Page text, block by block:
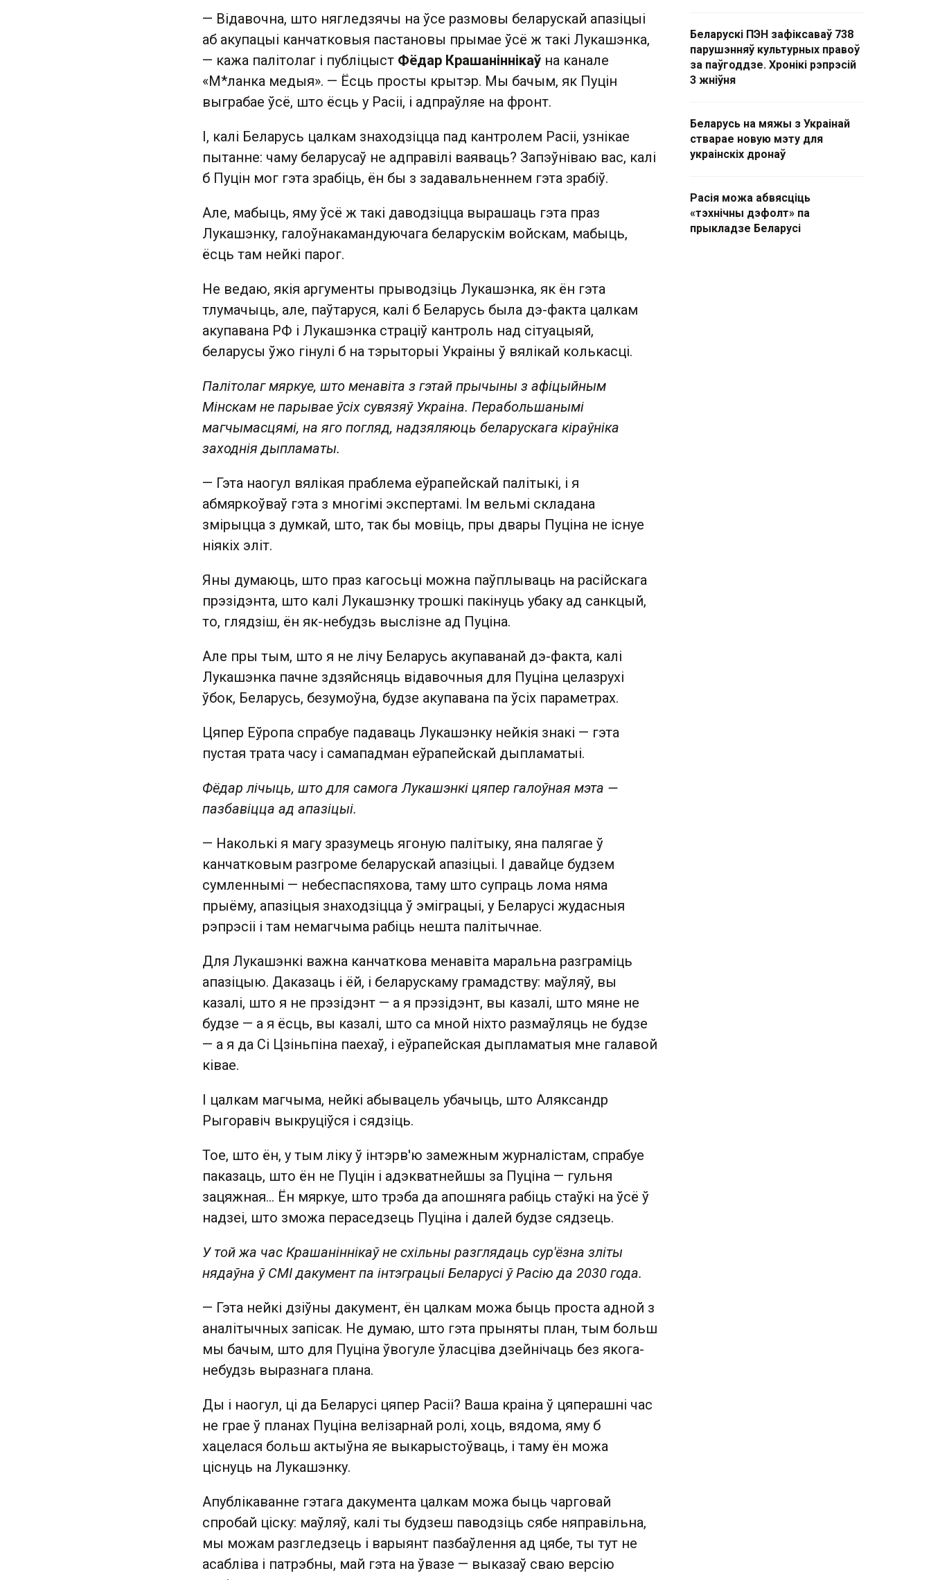
— Відавочна, што нягледзячы на ўсе размовы беларускай апазіцыі
аб акупацыі канчатковыя пастановы прымае ўсё ж такі Лукашэнка,
— кажа палітолаг і публіцыст Фёдар Крашаніннікаў на канале
«М*ланка медыя». — Ёсць просты крытэр. Мы бачым, як Пуцін
выграбае ўсё, што ёсць у Расіі, і адпраўляе на фронт.
І, калі Беларусь цалкам знаходзіцца пад кантролем Расіі, узнікае
пытанне: чаму беларусаў не адправілі ваяваць? Запэўніваю вас, калі
б Пуцін мог гэта зрабіць, ён бы з задавальненнем гэта зрабіў.
Але, мабыць, яму ўсё ж такі даводзіцца вырашаць гэта праз
Лукашэнку, галоўнакамандуючага беларускім войскам, мабыць,
ёсць там нейкі парог.
Не ведаю, якія аргументы прыводзіць Лукашэнка, як ён гэта
тлумачыць, але, паўтаруся, калі б Беларусь была дэ-факта цалкам
акупавана РФ і Лукашэнка страціў кантроль над сітуацыяй,
беларусы ўжо гінулі б на тэрыторыі Украіны ў вялікай колькасці.
Палітолаг мяркуе, што менавіта з гэтай прычыны з афіцыйным
Мінскам не парывае ўсіх сувязяў Украіна. Перабольшанымі
магчымасцямі, на яго погляд, надзяляюць беларускага кіраўніка
заходнія дыпламаты.
— Гэта наогул вялікая праблема еўрапейскай палітыкі, і я
абмяркоўваў гэта з многімі экспертамі. Ім вельмі складана
змірыцца з думкай, што, так бы мовіць, пры двары Пуціна не існуе
ніякіх эліт.
Яны думаюць, што праз кагосьці можна паўплываць на расійскага
прэзідэнта, што калі Лукашэнку трошкі пакінуць убаку ад санкцый,
то, глядзіш, ён як-небудзь выслізне ад Пуціна.
Але пры тым, што я не лічу Беларусь акупаванай дэ-факта, калі
Лукашэнка пачне здзяйсняць відавочныя для Пуціна целазрухі
ўбок, Беларусь, безумоўна, будзе акупавана па ўсіх параметрах.
Цяпер Еўропа спрабуе падаваць Лукашэнку нейкія знакі — гэта
пустая трата часу і самападман еўрапейскай дыпламатыі.
Фёдар лічыць, што для самога Лукашэнкі цяпер галоўная мэта —
пазбавіцца ад апазіцыі.
— Наколькі я магу зразумець ягоную палітыку, яна палягае ў
канчатковым разгроме беларускай апазіцыі. І давайце будзем
сумленнымі — небеспаспяхова, таму што супраць лома няма
прыёму, апазіцыя знаходзіцца ў эміграцыі, у Беларусі жудасныя
рэпрэсіі і там немагчыма рабіць нешта палітычнае.
Для Лукашэнкі важна канчаткова менавіта маральна разграміць
апазіцыю. Даказаць і ёй, і беларускаму грамадству: маўляў, вы
казалі, што я не прэзідэнт — а я прэзідэнт, вы казалі, што мяне не
будзе — а я ёсць, вы казалі, што са мной ніхто размаўляць не будзе
— а я да Сі Цзіньпіна паехаў, і еўрапейская дыпламатыя мне галавой
ківае.
І цалкам магчыма, нейкі абывацель убачыць, што Аляксандр
Рыгоравіч выкруціўся і сядзіць.
Тое, што ён, у тым ліку ў інтэрв'ю замежным журналістам, спрабуе
паказаць, што ён не Пуцін і адэкватнейшы за Пуціна — гульня
зацяжная... Ён мяркуе, што трэба да апошняга рабіць стаўкі на ўсё ў
надзеі, што зможа пераседзець Пуціна і далей будзе сядзець.
У той жа час Крашаніннікаў не схільны разглядаць сур'ёзна зліты
нядаўна ў СМІ дакумент па інтэграцыі Беларусі ў Расію да 2030 года.
— Гэта нейкі дзіўны дакумент, ён цалкам можа быць проста адной з
аналітычных запісак. Не думаю, што гэта прыняты план, тым больш
мы бачым, што для Пуціна ўвогуле ўласціва дзейнічаць без якога-
небудзь выразнага плана.
Ды і наогул, ці да Беларусі цяпер Расіі? Ваша краіна ў цяперашні час
не грае ў планах Пуціна велізарнай ролі, хоць, вядома, яму б
хацелася больш актыўна яе выкарыстоўваць, і таму ён можа
ціснуць на Лукашэнку.
Апублікаванне гэтага дакумента цалкам можа быць чарговай
спробай ціску: маўляў, калі ты будзеш паводзіць сябе няправільна,
мы можам разгледзець і варыянт пазбаўлення ад цябе, ты тут не
асабліва і патрэбны, май гэта на ўвазе — выказаў сваю версію
Беларускі ПЭН зафіксаваў 738
парушэнняў культурных правоў
за паўгоддзе. Хронікі рэпрэсій
3 жніўня
Беларусь на мяжы з Украінай
стварае новую мэту для
украінскіх дронаў
Расія можа абвясціць
«тэхнічны дэфолт» па
прыкладзе Беларусі